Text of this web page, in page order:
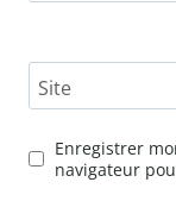
Site
Enregistrer
navigateur